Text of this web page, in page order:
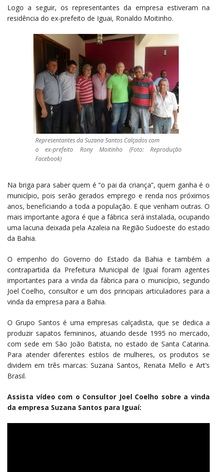
Logo a seguir, os representantes da empresa estiveram na
residência do ex-prefeito de Iguai, Ronaldo Moitinho.
Representantes da Suzana Santos Calçados com
o ex-prefeito Rony Moitinho (Foto: Reprodução
Facebook)
Na briga para saber quem é “o pai da criança”, quem ganha é o
município, pois serão gerados emprego e renda nos próximos
anos, beneficiando a toda a população. E que venham outras. O
mais importante agora é que a fábrica será instalada, ocupando
uma lacuna deixada pela Azaleia na Região Sudoeste do estado
da Bahia.
O empenho do Governo do Estado da Bahia e também a
contrapartida da Prefeitura Municipal de Iguaí foram agentes
importantes para a vinda da fábrica para o município, segundo
Joel Coelho, consultor e um dos principais articuladores para a
vinda da empresa para a Bahia.
O Grupo Santos é uma empresas calçadista, que se dedica a
produzir sapatos femininos, atuando desde 1995 no mercado,
com sede em São João Batista, no estado de Santa Catarina.
Para atender diferentes estilos de mulheres, os produtos se
dividem em três marcas: Suzana Santos, Renata Mello e Art’s
Brasil.
Assista vídeo com o Consultor Joel Coelho sobre a vinda
da empresa Suzana Santos para Iguaí: